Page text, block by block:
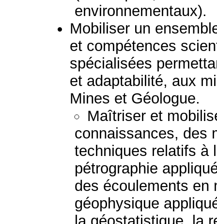
environnementaux).
Mobiliser un
et compétences
spécialisées
et adaptabilité, aux
Mines et Géologue.
Maîtriser et
connaissances, des
techniques relatifs à
pétrographie
des écoulements en
géophysique